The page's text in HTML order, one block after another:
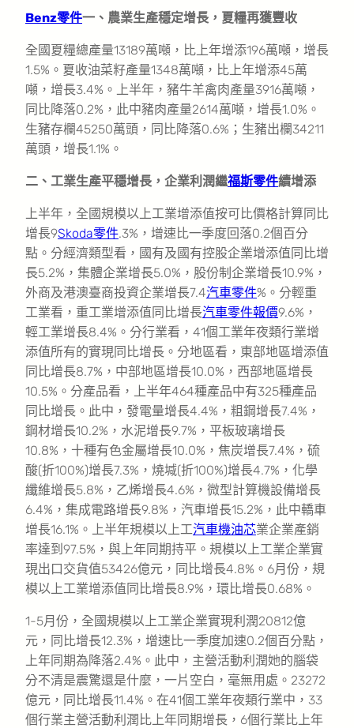
Benz零件一、農業生產穩定增長，夏糧再獲豐收
全國夏糧總產量13189萬噸，比上年增添196萬噸，增長
1.5%。夏收油菜籽產量1348萬噸，比上年增添45萬
噸，增長3.4%。上半年，豬牛羊禽肉產量3916萬噸，
同比降落0.2%，此中豬肉產量2614萬噸，增長1.0%。
生豬存欄45250萬頭，同比降落0.6%；生豬出欄34211
萬頭，增長1.1%。
二、工業生產平穩增長，企業利潤繼福斯零件續增添
上半年，全國規模以上工業增添值按可比價格計算同比
增長9Skoda零件.3%，增速比一季度回落0.2個百分
點。分經濟類型看，國有及國有控股企業增添值同比增
長5.2%，集體企業增長5.0%，股份制企業增長10.9%，
外商及港澳臺商投資企業增長7.4汽車零件%。分輕重
工業看，重工業增添值同比增長汽車零件報價9.6%，
輕工業增長8.4%。分行業看，41個工業年夜類行業增
添值所有的實現同比增長。分地區看，東部地區增添值
同比增長8.7%，中部地區增長10.0%，西部地區增長
10.5%。分產品看，上半年464種產品中有325種產品
同比增長。此中，發電量增長4.4%，粗鋼增長7.4%，
鋼材增長10.2%，水泥增長9.7%，平板玻璃增長
10.8%，十種有色金屬增長10.0%，焦炭增長7.4%，硫
酸(折100%)增長7.3%，燒堿(折100%)增長4.7%，化學
纖維增長5.8%，乙烯增長4.6%，微型計算機設備增長
6.4%，集成電路增長9.8%，汽車增長15.2%，此中轎車
增長16.1%。上半年規模以上工汽車機油芯業企業產銷
率達到97.5%，與上年同期持平。規模以上工業企業實
現出口交貨值53426億元，同比增長4.8%。6月份，規
模以上工業增添值同比增長8.9%，環比增長0.68%。
1-5月份，全國規模以上工業企業實現利潤20812億
元，同比增長12.3%，增速比一季度加速0.2個百分點，
上年同期為降落2.4%。此中，主營活動利潤她的腦袋
分不清是震驚還是什麼，一片空白，毫無用處。23272
億元，同比增長11.4%。在41個工業年夜類行業中，33
個行業主營活動利潤比上年同期增長，6個行業比上年